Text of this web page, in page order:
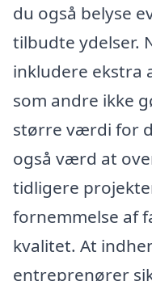
du også belyse
tilbudte ydelser.
inkludere ekstra
som andre ikke
større værdi for
også værd at
tidligere
fornemmelse af
kvalitet. At
entreprenører